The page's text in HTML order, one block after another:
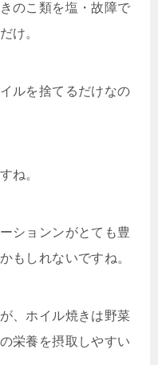
のこ類を塩・故障で
け。
ルを捨てるだけなの
ね。
ションンがとても豊
もしれないですね。
、ホイル焼きは野菜
栄養を摂取しやすい